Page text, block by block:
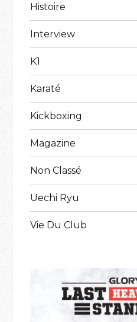
Histoire
Interview
K1
Karaté
Kickboxing
Magazine
Non Classé
Uechi Ryu
Vie Du Club